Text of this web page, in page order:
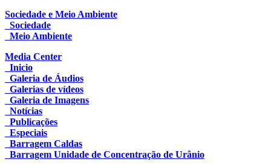
Sociedade e Meio Ambiente
Sociedade
Meio Ambiente
Media Center
Inicio
Galeria de Áudios
Galerias de vídeos
Galeria de Imagens
Notícias
Publicações
Especiais
Barragem Caldas
Barragem Unidade de Concentração de Urânio